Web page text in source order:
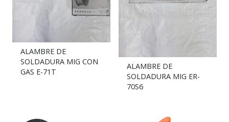
ALAMBRE DE
SOLDADURA MIG CON
GAS E-71T
ALAMBRE DE
SOLDADURA MIG ER-
70S6